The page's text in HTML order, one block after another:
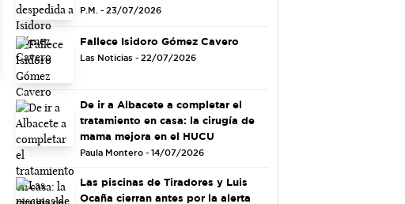
P.M. - 23/07/2026
Fallece Isidoro Gómez Cavero
Las Noticias - 22/07/2026
De ir a Albacete a completar el
tratamiento en casa: la cirugía de
mama mejora en el HUCU
Paula Montero - 14/07/2026
Las piscinas de Tiradores y Luis
Ocaña cierran antes por la alerta